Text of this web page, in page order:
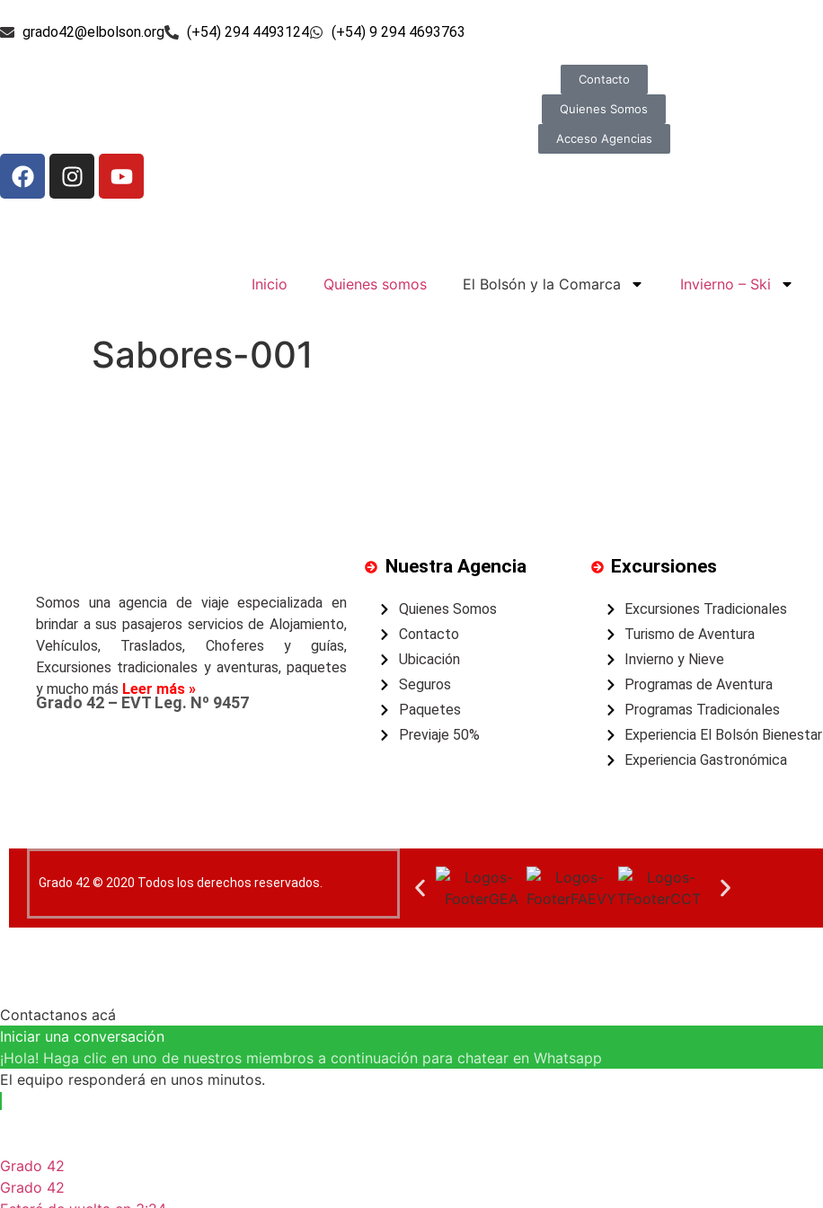
grado42@elbolson.org (+54) 294 4493124 (+54) 9 294 4693763
Contacto
Quienes Somos
Acceso Agencias
Inicio Quienes somos El Bolsón y la Comarca Invierno – Ski
Sabores-001
Somos una agencia de viaje especializada en
brindar a sus pasajeros servicios de Alojamiento,
Vehículos, Traslados, Choferes y guías,
Excursiones tradicionales y aventuras, paquetes
y mucho más Leer más »
Grado 42 – EVT Leg. Nº 9457
Nuestra Agencia
Quienes Somos
Contacto
Ubicación
Seguros
Paquetes
Previaje 50%
Excursiones
Excursiones Tradicionales
Turismo de Aventura
Invierno y Nieve
Programas de Aventura
Programas Tradicionales
Experiencia El Bolsón Bienestar
Experiencia Gastronómica
Grado 42 © 2020 Todos los derechos reservados.
Contactanos acá
Iniciar una conversación
¡Hola! Haga clic en uno de nuestros miembros a continuación para chatear en Whatsapp
El equipo responderá en unos minutos.
Grado 42
Grado 42